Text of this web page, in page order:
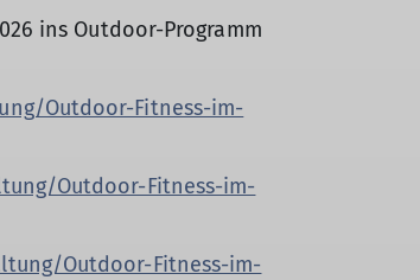
ins Outdoor-Programm
Outdoor-Fitness-im-
Outdoor-Fitness-im-
Outdoor-Fitness-im-